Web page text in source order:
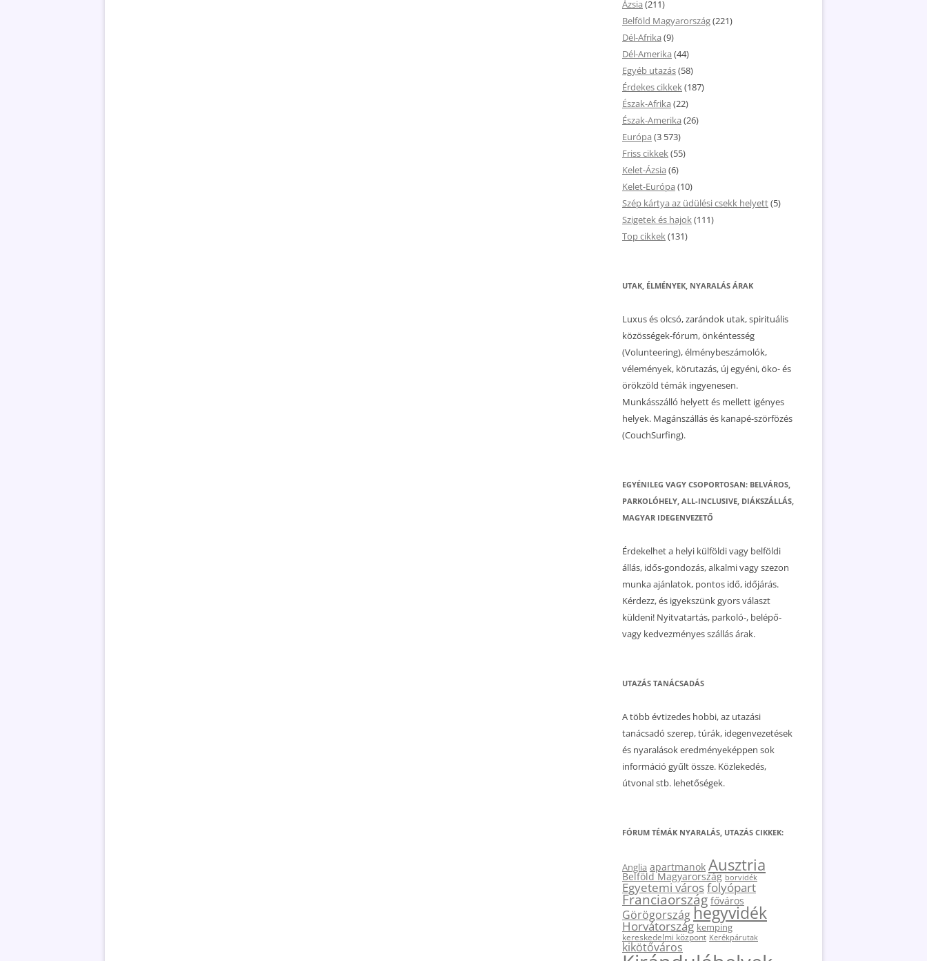
Ázsia (211)
Belföld Magyarország(221)
Dél-Afrika (9)
Dél-Amerika (44)
Egyéb utazás(58)
Érdekes cikkek(187)
Észak-Afrika (22)
Észak-Amerika (26)
Európa (3 573)
Friss cikkek(55)
Kelet-Ázsia (6)
Kelet-Európa (10)
Szép kártya az üdülési csekk helyett(5)
Szigetek és hajok(111)
Top cikkek(131)
UTAK, ÉLMÉNYEK, NYARALÁS ÁRAK
Luxus és olcsó, zarándok utak, spirituális
közösségek-fórum, önkéntesség
(Volunteering), élménybeszámolók,
vélemények, körutazás, új egyéni, öko- és
örökzöld témák ingyenesen.
Munkásszálló helyett és mellett igényes
helyek. Magánszállás és kanapé-szörfözés
(CouchSurfing).
EGYÉNILEG VAGY CSOPORTOSAN: BELVÁROS,
PARKOLÓHELY, ALL-INCLUSIVE, DIÁKSZÁLLÁS,
MAGYAR IDEGENVEZETŐ
Érdekelhet a helyi külföldi vagy belföldi
állás, idős-gondozás, alkalmi vagy szezon
munka ajánlatok, pontos idő, időjárás.
Kérdezz, és igyekszünk gyors választ
küldeni! Nyitvatartás, parkoló-, belépő-
vagy kedvezményes szállás árak.
UTAZÁS TANÁCSADÁS
A több évtizedes hobbi, az utazási
tanácsadó szerep, túrák, idegenvezetések
és nyaralások eredményeképpen sok
információ gyűlt össze. Közlekedés,
útvonal stb. lehetőségek.
FÓRUM TÉMÁK NYARALÁS, UTAZÁS CIKKEK:
Anglia apartmanok Ausztria
Belföld Magyarország borvidék
Egyetemi városfolyópart
Franciaország főváros
Görögországhegyvidék
Horvátország kemping
kereskedelmi központ Kerékpárutak
kikötőváros